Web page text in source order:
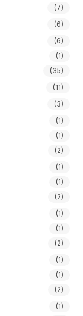
(7)
(6)
(6)
(1)
(35)
(11)
(3)
(1)
(1)
(2)
(1)
(1)
(2)
(1)
(1)
(2)
(1)
(1)
(2)
(1)